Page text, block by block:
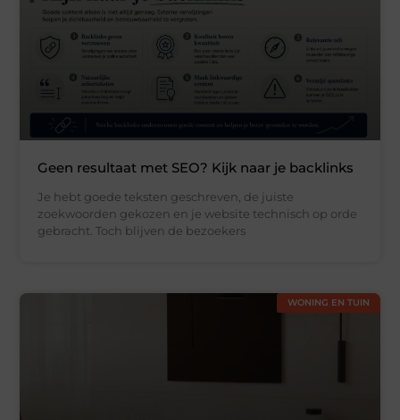
Geen resultaat met SEO? Kijk naar je backlinks
Je hebt goede teksten geschreven, de juiste
zoekwoorden gekozen en je website technisch op orde
gebracht. Toch blijven de bezoekers
WONING EN TUIN